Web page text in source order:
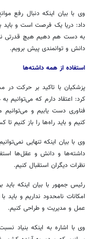
وی با بیان اینکه دنبال رفع
داد: دریا یک فرصت است و باید
به دست هم دهیم هیچ قدرتی
دانش و توانمندی پیش برویم.
استفاده از همه داشته‌ها
پزشکیان با تاکید بر حرکت در
کرد: اعتقاد دارم که می‌توانیم
فناوری دست یابیم و می‌توانیم
کنیم و باید راه‌ها را باز کنیم
وی با بیان اینکه تنهایی
داشته‌ها و دانش و عقل‌ها
نظرات دیگران استقبال کنیم.
رئیس جمهور با بیان اینکه
امکانات نامحدود نداریم و باید
عمل و مدیریت و طراحی کنیم.
وی با اشاره به اینکه بنیاد